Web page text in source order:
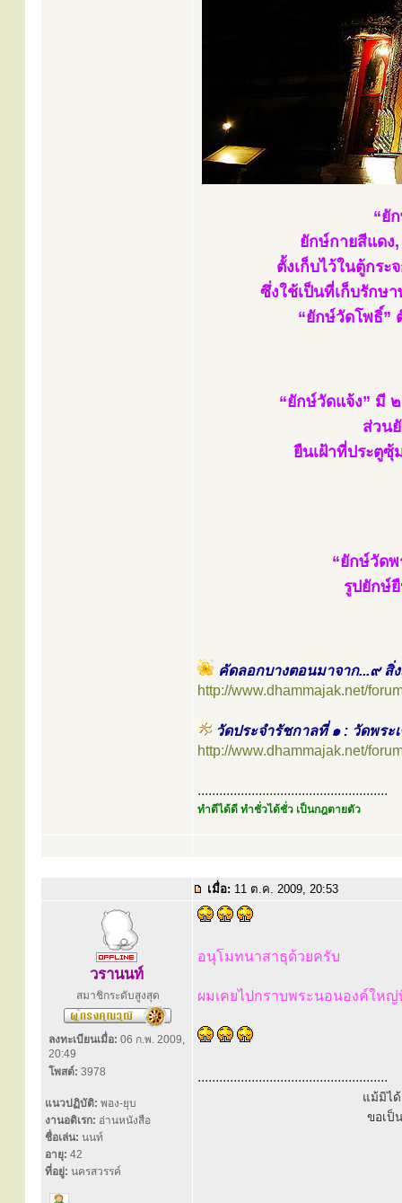
“ยั
ยักษ์กายสีแดง
ตั้งเก็บไว้ในตู้กร
ซึ่งใช้เป็นที่เก็บรักษ
“ยักษ์วัดโพธิ์”
“ยักษ์วัดแจ้ง” มี
ส่วน
ยืนเฝ้าที่ประตูซุ้
“ยักษ์วัดพ
รูปยักษ์
คัดลอกบางตอนมาจาก...๙ สิ่
http://www.dhammajak.net/
วัดประจำรัชกาลที่ ๑ : วัดพร
http://www.dhammajak.net/
.....................................................
ทำดีได้ดี ทำชั่วได้ชั่ว เป็นกฎตายตัว
เมื่อ: 11 ต.ค. 2009, 20:53
วรานนท์
สมาชิกระดับสูงสุด
ลงทะเบียนเมื่อ: 06 ก.พ. 2009,
20:49
โพสต์: 3978
แนวปฏิบัติ: พอง-ยุบ
งานอดิเรก: อ่านหนังสือ
ชื่อเล่น: นนท์
อายุ: 42
ที่อยู่: นครสวรรค์
อนุโมทนาสาธุด้วยครับ
ผมเคยไปกราบพระนอนองค์ให
.....................................................
แม้มิได้
ขอเป็